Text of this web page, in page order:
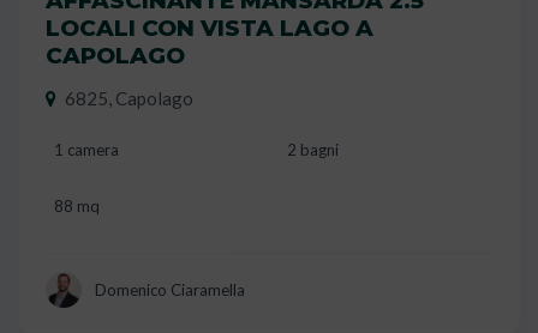
LOCALI CON VISTA LAGO A
CAPOLAGO
6825, Capolago
1 camera 2 bagni
88 mq
Domenico Ciaramella